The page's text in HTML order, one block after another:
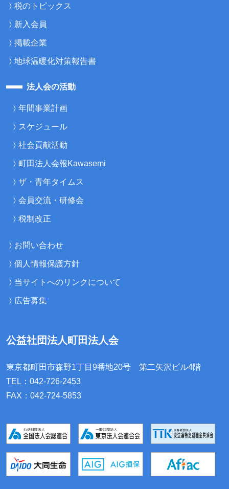
税のトピックス
新入会員
掲載企業
地球温暖化対策報告書
法人会の活動
年間事業計画
スケジュール
社会貢献活動
町田法人会報Kawasemi
ザ・青年タイムス
会員交流・研修会
税制改正
お問い合わせ
個人情報保護方針
当サイトへのリンクについて
広告募集
公益社団法人町田法人会
東京都町田市森野1丁目9番地20号 第二矢沢ビル4階
TEL：042-726-2453
FAX：042-724-5853